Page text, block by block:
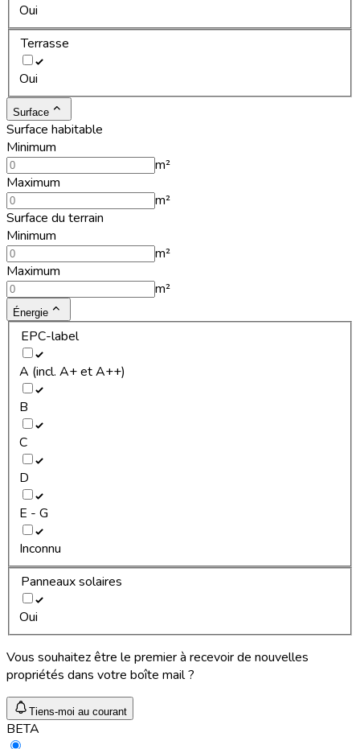
Oui
Terrasse
Oui
Surface
Surface habitable
Minimum
m²
Maximum
m²
Surface du terrain
Minimum
m²
Maximum
m²
Énergie
EPC-label
A (incl. A+ et A++)
B
C
D
E - G
Inconnu
Panneaux solaires
Oui
Vous souhaitez être le premier à recevoir de nouvelles
propriétés dans votre boîte mail ?
Tiens-moi au courant
BETA